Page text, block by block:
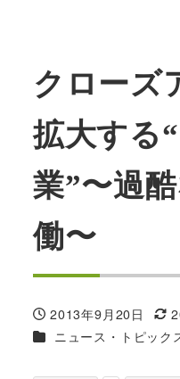
クロー
拡大する
業”〜過
働〜
投稿日
2013年9月20日
更
カテゴリー
ニュース・トピック